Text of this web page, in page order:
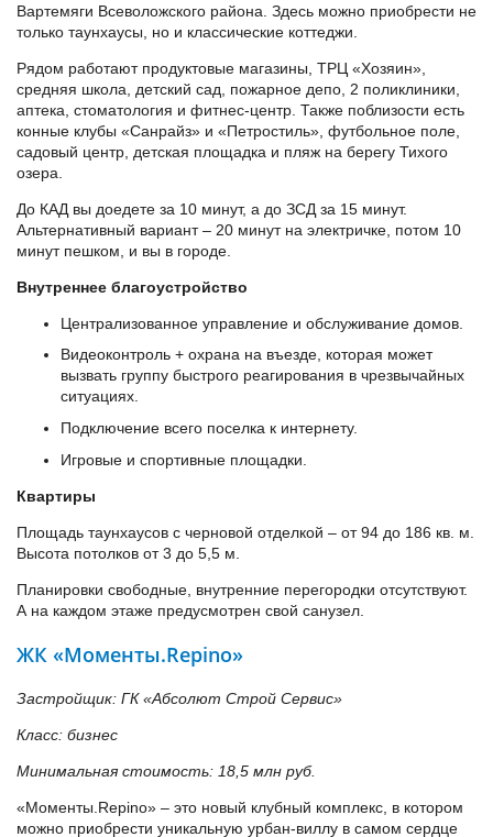
Вартемяги Всеволожского района. Здесь можно приобрести не
только таунхаусы, но и классические коттеджи.
Рядом работают продуктовые магазины, ТРЦ «Хозяин»,
средняя школа, детский сад, пожарное депо, 2 поликлиники,
аптека, стоматология и фитнес-центр. Также поблизости есть
конные клубы «Санрайз» и «Петростиль», футбольное поле,
садовый центр, детская площадка и пляж на берегу Тихого
озера.
До КАД вы доедете за 10 минут, а до ЗСД за 15 минут.
Альтернативный вариант – 20 минут на электричке, потом 10
минут пешком, и вы в городе.
Внутреннее благоустройство
Централизованное управление и обслуживание домов.
Видеоконтроль + охрана на въезде, которая может
вызвать группу быстрого реагирования в чрезвычайных
ситуациях.
Подключение всего поселка к интернету.
Игровые и спортивные площадки.
Квартиры
Площадь таунхаусов с черновой отделкой – от 94 до 186 кв. м.
Высота потолков от 3 до 5,5 м.
Планировки свободные, внутренние перегородки отсутствуют.
А на каждом этаже предусмотрен свой санузел.
ЖК «Моменты.Repino»
Застройщик: ГК «Абсолют Строй Сервис»
Класс: бизнес
Минимальная стоимость: 18,5 млн руб.
«Моменты.Repino» – это новый клубный комплекс, в котором
можно приобрести уникальную урбан-виллу в самом сердце